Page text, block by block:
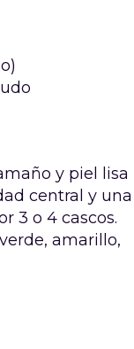
y piel lisa
central y una
3 o 4 cascos.
amarillo,